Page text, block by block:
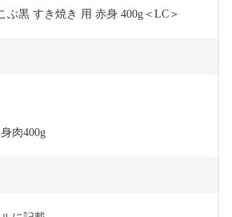
ぶ黒 すき焼き 用 赤身 400g＜LC＞
肉400g